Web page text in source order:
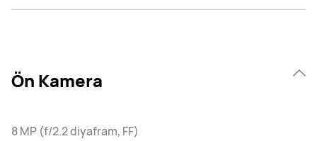
Ön Kamera
8 MP (f/2.2 diyafram, FF)